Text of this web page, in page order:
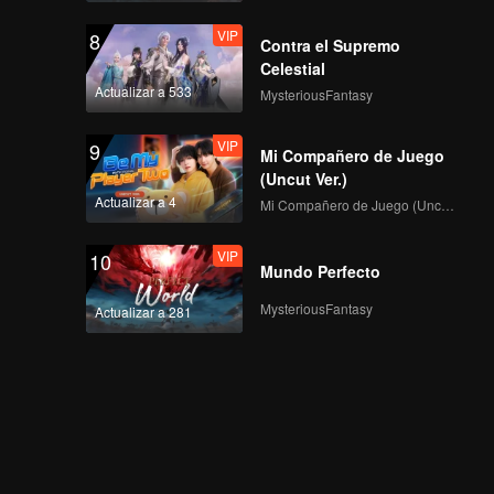
8
Actualizar a 533
VIP
Contra el Supremo
Celestial
MysteriousFantasy
9
Actualizar a 4
VIP
Mi Compañero de Juego
(Uncut Ver.)
Mi Compañero de Juego (Uncut Ver.)
10
Actualizar a 281
VIP
Mundo Perfecto
MysteriousFantasy